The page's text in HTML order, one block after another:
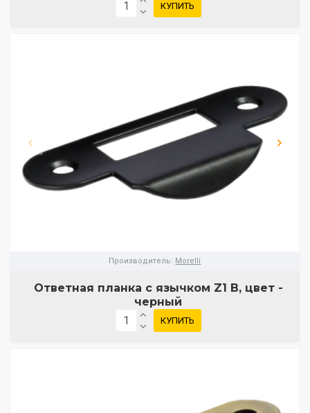
КУПИТЬ
Производитель: Morelli
Ответная планка с язычком Z1 B, цвет -
черный
КУПИТЬ